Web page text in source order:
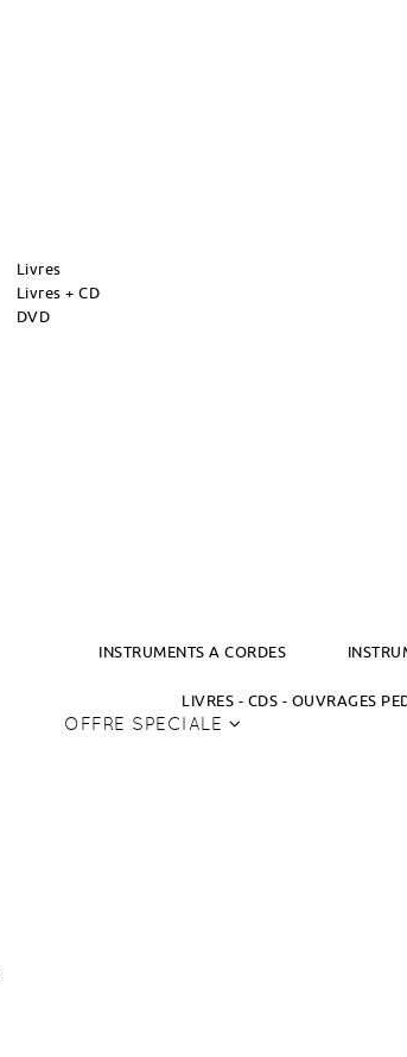
Livres
Livres + CD
DVD
INSTRUMENTS A CORDES
LIVRES - CDS - OUVRAGES
OFFRE SPECIALE